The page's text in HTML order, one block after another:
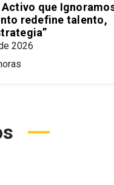
Activo que
redefine talento,
2026